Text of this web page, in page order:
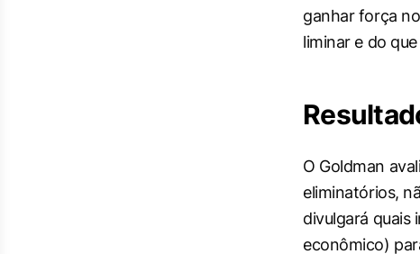
ganhar força
liminar e do
O Goldman
eliminatórios,
divulgará quais
econômico)